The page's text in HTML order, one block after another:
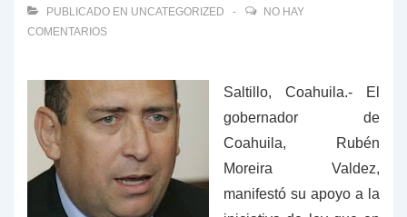
PUBLICADO EN UNCATEGORIZED
NO HAY
COMENTARIOS
Saltillo, Coahuila.- El
gobernador de
Coahuila, Rubén
Moreira Valdez,
manifestó su apoyo a la